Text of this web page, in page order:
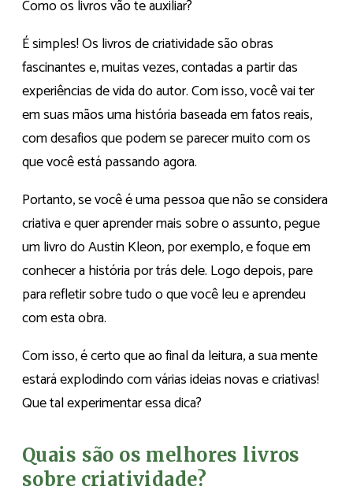
Como os livros vão te auxiliar?
É simples! Os livros de criatividade são obras
fascinantes e, muitas vezes, contadas a partir das
experiências de vida do autor. Com isso, você vai ter
em suas mãos uma história baseada em fatos reais,
com desafios que podem se parecer muito com os
que você está passando agora.
Portanto, se você é uma pessoa que não se considera
criativa e quer aprender mais sobre o assunto, pegue
um livro do Austin Kleon, por exemplo, e foque em
conhecer a história por trás dele. Logo depois, pare
para refletir sobre tudo o que você leu e aprendeu
com esta obra.
Com isso, é certo que ao final da leitura, a sua mente
estará explodindo com várias ideias novas e criativas!
Que tal experimentar essa dica?
Quais são os melhores livros
sobre criatividade?